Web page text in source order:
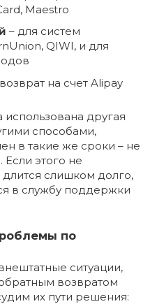
Maestro
– для систем
QIWI, и для
на счет Alipay
другая
способами,
в такие же сроки – не
Если этого не
слишком долго,
в службу поддержки
по
ситуации,
возвратом
их пути решения: